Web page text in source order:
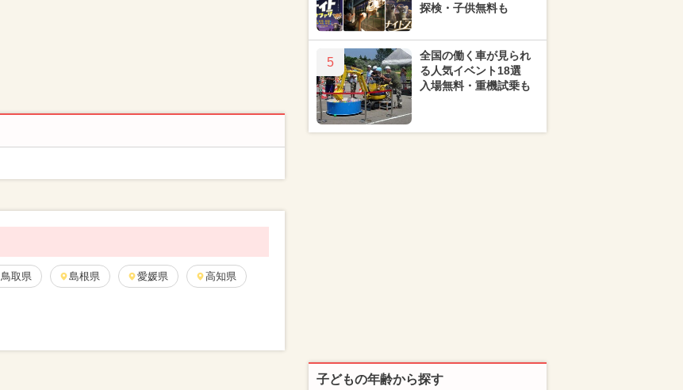
鳥取県 島根県 愛媛県 高知県
探検・子供無料も
5
全国の働く車が見られ
る人気イベント18選
入場無料・重機試乗も
子どもの年齢から探す